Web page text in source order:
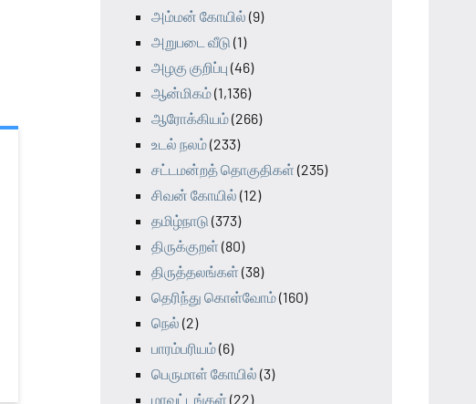
அம்மன் கோயில் (9)
அறுபடை வீடு (1)
அழகு குறிப்பு (46)
ஆன்மிகம்(1,136)
ஆரோக்கியம்(266)
உடல் நலம்(233)
சட்டமன்றத் தொகுதிகள் (235)
சிவன் கோயில் (12)
தமிழ்நாடு (373)
திருக்குறள் (80)
திருத்தலங்கள் (38)
தெரிந்து கொள்வோம்(160)
நெல் (2)
பாரம்பரியம்(6)
பெருமாள் கோயில் (3)
மாவட்டங்கள் (22)